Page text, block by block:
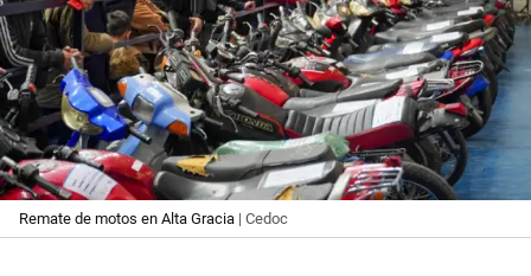
Remate de motos en Alta Gracia | Cedoc